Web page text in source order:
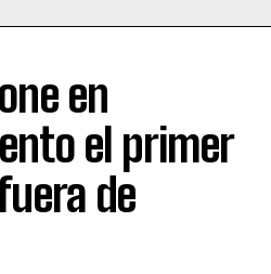
en
el primer
de